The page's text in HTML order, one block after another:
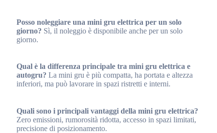
Posso noleggiare una mini gru elettrica per un solo
giorno? Sì, il noleggio è disponibile anche per un solo
giorno.
Qual è la differenza principale tra mini gru elettrica e
autogru? La mini gru è più compatta, ha portata e altezza
inferiori, ma può lavorare in spazi ristretti e interni.
Quali sono i principali vantaggi della mini gru elettrica?
Zero emissioni, rumorosità ridotta, accesso in spazi limitati,
precisione di posizionamento.